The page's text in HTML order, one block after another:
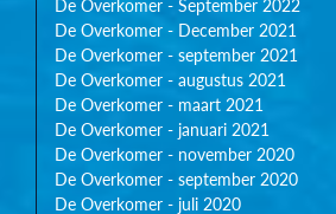
De Overkomer - September 2022
De Overkomer - December 2021
De Overkomer - september 2021
De Overkomer - augustus 2021
De Overkomer - maart 2021
De Overkomer - januari 2021
De Overkomer - november 2020
De Overkomer - september 2020
De Overkomer - juli 2020